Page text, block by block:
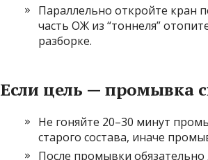
Параллельно откройте кран
часть ОЖ из “тоннеля”
разборке.
Если цель — промывка
Не гоняйте 20–30 минут
старого состава, иначе
После промывки